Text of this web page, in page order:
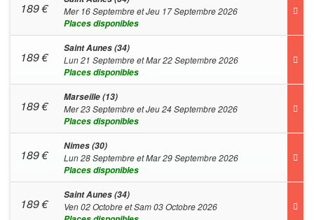
189€
Mer 16 Septembre et Jeu 17 Septembre 2026
Places disponibles
189€
Saint Aunes (34)
Lun 21 Septembre et Mar 22 Septembre 2026
Places disponibles
189€
Marseille (13)
Mer 23 Septembre et Jeu 24 Septembre 2026
Places disponibles
189€
Nimes (30)
Lun 28 Septembre et Mar 29 Septembre 2026
Places disponibles
189€
Saint Aunes (34)
Ven 02 Octobre et Sam 03 Octobre 2026